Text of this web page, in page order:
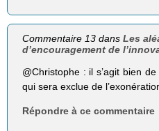
Commentaire 13 dansLes
d’encouragement de
@Christophe : il s’agit bien
qui sera exclue de
Répondre à ce commentaire